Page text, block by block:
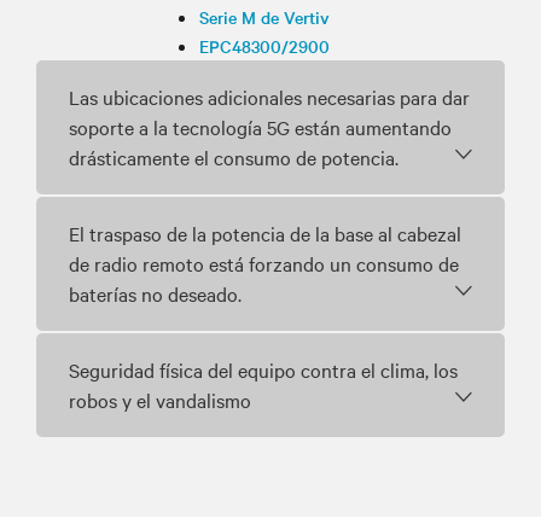
Serie M de Vertiv
EPC48300/2900
Las ubicaciones adicionales necesarias para dar
soporte a la tecnología 5G están aumentando
drásticamente el consumo de potencia.
El traspaso de la potencia de la base al cabezal
de radio remoto está forzando un consumo de
baterías no deseado.
Seguridad física del equipo contra el clima, los
robos y el vandalismo